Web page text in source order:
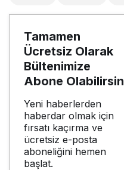
Tamamen
Ücretsiz Olarak
Bültenimize
Abone Olabilirsin
Yeni haberlerden
haberdar olmak için
fırsatı kaçırma ve
ücretsiz e-posta
aboneliğini hemen
başlat.